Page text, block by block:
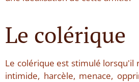
Le colérique
Le colérique est stimulé lorsqu'il
intimide, harcèle, menace,